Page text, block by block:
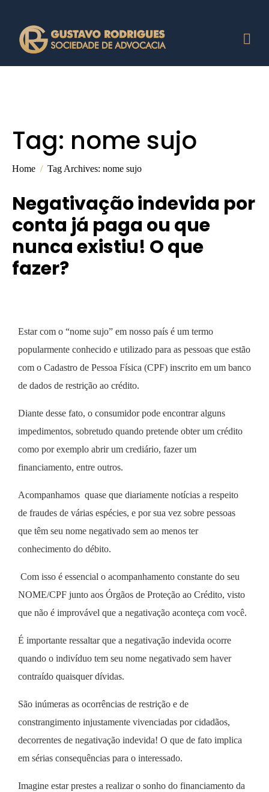
Tag: nome sujo
Home Tag Archives: nome sujo
Negativação indevida por
conta já paga ou que
nunca existiu! O que
fazer?
Estar com o “nome sujo” em nosso país é um termo
popularmente conhecido e utilizado para as pessoas que estão
com o Cadastro de Pessoa Física (CPF) inscrito em um banco
de dados de restrição ao crédito.
Diante desse fato, o consumidor pode encontrar alguns
impedimentos, sobretudo quando pretende obter um crédito
como por exemplo abrir um crediário, fazer um
financiamento, entre outros.
Acompanhamos quase que diariamente notícias a respeito
de fraudes de várias espécies, e por sua vez sobre pessoas
que têm seu nome negativado sem ao menos ter
conhecimento do débito.
Com isso é essencial o acompanhamento constante do seu
NOME/CPF junto aos Órgãos de Proteção ao Crédito, visto
que não é improvável que a negativação aconteça com você.
É importante ressaltar que a negativação indevida ocorre
quando o indivíduo tem seu nome negativado sem haver
contraído quaisquer dívidas.
São inúmeras as ocorrências de restrição e de
constrangimento injustamente vivenciadas por cidadãos,
decorrentes de negativação indevida! O que de fato implica
em sérias consequências para o interessado.
Imagine estar prestes a realizar o sonho do financiamento da